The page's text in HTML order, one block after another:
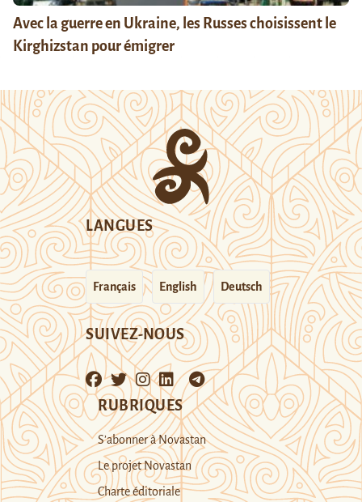
Avec la guerre en Ukraine, les Russes choisissent le
Kirghizstan pour émigrer
LANGUES
Français English Deutsch
SUIVEZ-NOUS
RUBRIQUES
S’abonner à Novastan
Le projet Novastan
Charte éditoriale